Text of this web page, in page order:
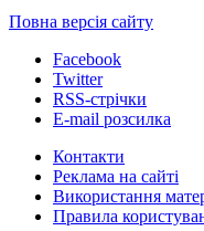
Повна версія сайту
Facebook
Twitter
RSS-стрічки
E-mail розсилка
Контакти
Реклама на сайті
Використання
Правила